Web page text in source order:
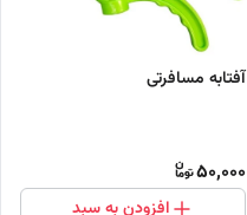
آفتابه مسافرتی
50,000
افزودن به سبد